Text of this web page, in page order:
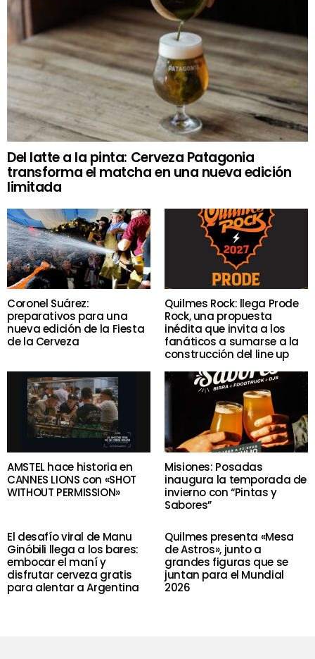
Del latte a la pinta: Cerveza Patagonia
transforma el matcha en una nueva edición
limitada
Coronel Suárez:
preparativos para una
nueva edición de la Fiesta
de la Cerveza
Quilmes Rock: llega Prode
Rock, una propuesta
inédita que invita a los
fanáticos a sumarse a la
construcción del line up
AMSTEL hace historia en
CANNES LIONS con «SHOT
WITHOUT PERMISSION»
Misiones: Posadas
inaugura la temporada de
invierno con “Pintas y
Sabores”
El desafío viral de Manu
Ginóbili llega a los bares:
embocar el maní y
disfrutar cerveza gratis
para alentar a Argentina
Quilmes presenta «Mesa
de Astros», junto a
grandes figuras que se
juntan para el Mundial
2026